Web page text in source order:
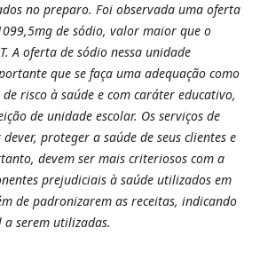
no preparo. Foi observada uma oferta
de sódio, valor maior que o
A oferta de sódio nessa unidade
que se faça uma adequação como
risco à saúde e com caráter educativo,
de unidade escolar. Os serviços de
proteger a saúde de seus clientes e
devem ser mais criteriosos com a
prejudiciais à saúde utilizados em
de padronizarem as receitas, indicando
a serem utilizadas.